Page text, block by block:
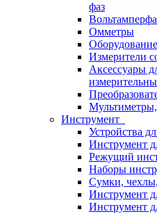
фаз
Омметры
Измерители
Аксессуары
Инструмент
Устройства
Инструмент
Режущий
Наборы
Сумки,
Инструмент
Инструмент